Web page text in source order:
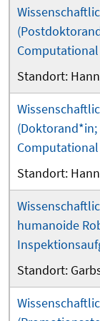
humanoide